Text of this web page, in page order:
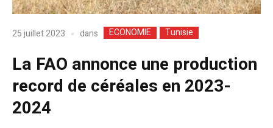
25 juillet 2023 dans ECONOMIE Tunisie
La FAO annonce une production
record de céréales en 2023-
2024